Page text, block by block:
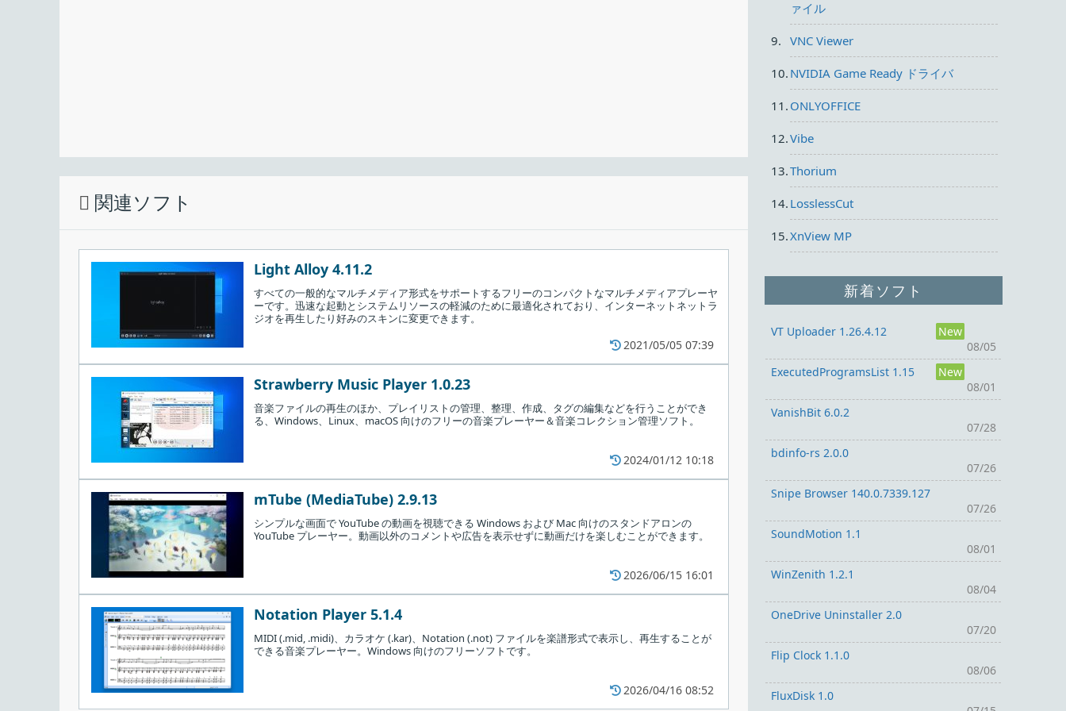
［Download
関連ソフト
Light Alloy 4.11.2
すべての一般的なマルチメディア形式をサポートするフリーのコンパクトなマルチメディアプレーヤ
ーです。迅速な起動とシステムリソースの軽減のために最適化されており、インターネットネットラ
ジオを再生したり好みのスキンに変更できます。
2021/05/05 07:39
Strawberry Music Player 1.0.23
音楽ファイルの再生のほか、プレイリストの管理、整理、作成、タグの編集などを行うことができ
る、Windows、Linux、macOS 向けのフリーの音楽プレーヤー＆音楽コレクション管理ソフト。
2024/01/12 10:18
mTube (MediaTube) 2.9.13
シンプルな画面で YouTube の動画を視聴できる Windows および Mac 向けのスタンドアロンの
YouTube プレーヤー。動画以外のコメントや広告を表示せずに動画だけを楽しむことができます。
2026/06/15 16:01
Notation Player 5.1.4
MIDI (.mid, .midi)、カラオケ (.kar)、Notation (.not) ファイルを楽譜形式で表示し、再生することが
できる音楽プレーヤー。Windows 向けのフリーソフトです。
2026/04/16 08:52
ァイル
VNC Viewer
NVIDIA Game Ready ドライバ
ONLYOFFICE
Vibe
Thorium
LosslessCut
XnView MP
新着ソフト
VT Uploader 1.26.4.12
New
08/05
ExecutedProgramsList 1.15
New
08/01
VanishBit 6.0.2
07/28
bdinfo-rs 2.0.0
07/26
Snipe Browser 140.0.7339.127
07/26
SoundMotion 1.1
08/01
WinZenith 1.2.1
08/04
OneDrive Uninstaller 2.0
07/20
Flip Clock 1.1.0
08/06
FluxDisk 1.0